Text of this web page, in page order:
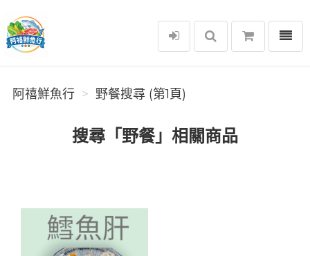
阿禧鮮魚行
選單
阿禧鮮魚行 野餐搜尋 (第1頁)
搜尋「野餐」相關商品